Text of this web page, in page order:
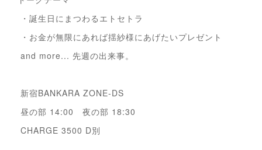
・誕生日にまつわるエトセトラ
・お金が無限にあれば揺紗様にあげたいプレゼント
and more... 先週の出来事。
新宿BANKARA ZONE-DS
昼の部 14:00 夜の部 18:30
CHARGE 3500 D別